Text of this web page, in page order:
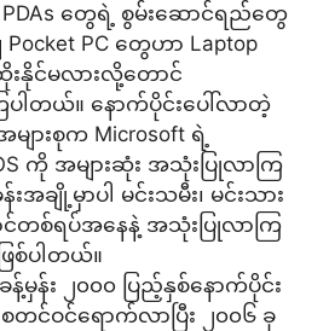
PDAs တွေရဲ့ စွမ်းဆောင်ရည်တွေ
Pocket PC တွေဟာ Laptop
းနိုင်မလားလို့တောင်
ပါတယ်။ နောက်ပိုင်းပေါ်လာတဲ့
များစုက Microsoft ရဲ့
ကို အများဆုံး အသုံးပြုလာကြ
းအချို့မှာပါ မင်းသမီး၊ မင်းသား
စ်ရပ်အနေနဲ့ အသုံးပြုလာကြ
စ်ပါတယ်။
န့်မှန်း ၂၀၀၀ ပြည့်နှစ်နောက်ပိုင်း
စတင်ဝင်ရောက်လာပြီး ၂၀၀၆ ခု